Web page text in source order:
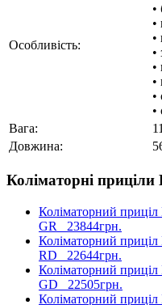
Особливість:
•
•
•
•
•
•
•
•
Вага:
Довжина:
Коліматорні приціли
Коліматорний
GR 23844грн.
Коліматорний
RD 22644грн.
Коліматорний
GD 22505грн.
Коліматорний